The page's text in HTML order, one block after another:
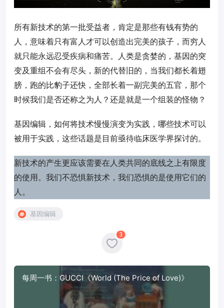
所有新技术的第一批受益者，肯定是那些有钱有势的
人，意味着只有富人才可以创造出完美的孩子，而穷人
就只能永远忍受疾病和痛苦。人类是贪婪的，基因的突
变及重组不会有尽头，新的代替旧的，当我们都长着翅
膀，跑的比豹子还快，全部长着一副完美的五官，那个
时候我们是否还称之为人？还是就是一个组装的怪物？
基因编辑，如何将技术慢慢演变为实践，哪些技术可以
被用于实践，这些话题是目前亟待临床医学界探讨的。
新技术的产生更应该需要在人类共同的底线之上有限度
的使用。我们不恐惧新技术，我们恐惧的是使用它们的
人。
基因编辑
3
每周一书：GUCCI《World (The Price of Love)》